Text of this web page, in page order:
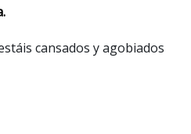
cansados y agobiados